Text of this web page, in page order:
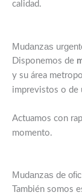
calidad.
Mudanzas
Disponemos de
y su área
imprevistos o de
Actuamos con
momento.
Mudanzas de
También somos